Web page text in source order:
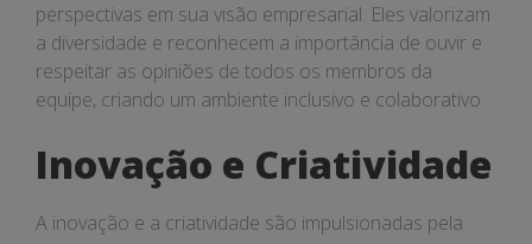
perspectivas em sua visão empresarial. Eles valorizam
a diversidade e reconhecem a importância de ouvir e
respeitar as opiniões de todos os membros da
equipe, criando um ambiente inclusivo e colaborativo.
Inovação e Criatividade
A inovação e a criatividade são impulsionadas pela